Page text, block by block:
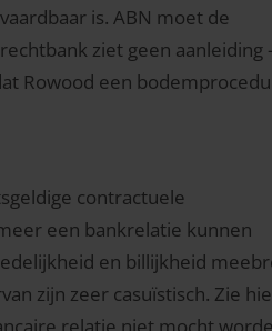
is. ABN moet de
ziet geen aanleiding
Rowood een
contractuele
een bankrelatie kunnen
en billijkheid
zijn zeer casuïstisch. Zie